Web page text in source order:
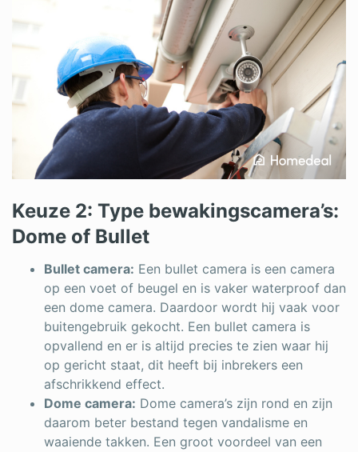
Keuze 2: Type bewakingscamera’s:
Dome of Bullet
Bullet camera: Een bullet camera is een camera
op een voet of beugel en is vaker waterproof dan
een dome camera. Daardoor wordt hij vaak voor
buitengebruik gekocht. Een bullet camera is
opvallend en er is altijd precies te zien waar hij
op gericht staat, dit heeft bij inbrekers een
afschrikkend effect.
Dome camera: Dome camera’s zijn rond en zijn
daarom beter bestand tegen vandalisme en
waaiende takken. Een groot voordeel van een